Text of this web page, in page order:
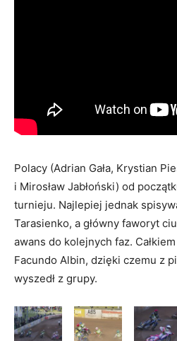
Polacy (Adrian Gała, Krystian
i Mirosław Jabłoński) od
turnieju. Najlepiej jednak
Tarasienko, a główny faworyt
awans do kolejnych faz.
Facundo Albin, dzięki czemu z
wyszedł z grupy.